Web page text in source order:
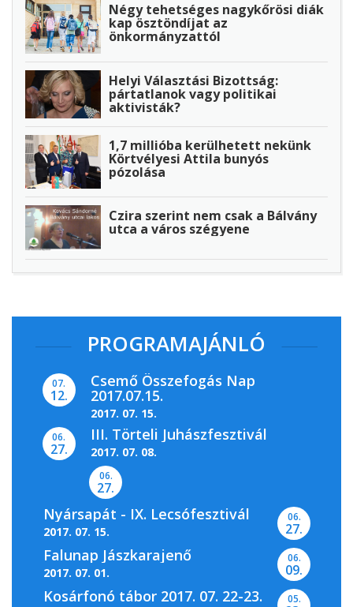
Négy tehetséges nagykőrösi diák
kap ösztöndíjat az
önkormányzattól
Helyi Választási Bizottság:
pártatlanok vagy politikai
aktivisták?
1,7 millióba kerülhetett nekünk
Körtvélyesi Attila bunyós
pózolása
Czira szerint nem csak a Bálvány
utca a város szégyene
PROGRAMAJÁNLÓ
07.
12.
Csemő Összefogás Nap
2017.07.15.
2017. 07. 15.
06.
27.
III. Törteli Juhászfesztivál
2017. 07. 08.
06.
27.
Nyársapát - IX. Lecsófesztivál
2017. 07. 15.
06.
27.
Falunap Jászkarajenő
2017. 07. 01.
06.
09.
Kosárfonó tábor 2017. 07. 22-23. 05.